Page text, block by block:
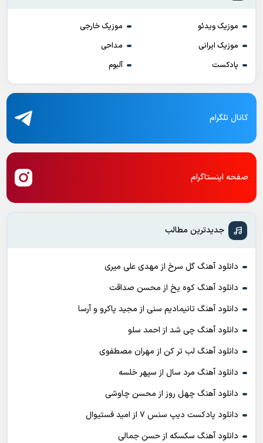
موزیک ویدئو
موزیک خارجی
موزیک ایرانی
مداحی
پادکست
آلبوم
کانال تلگرام
صفحه اینستاگرام
جدیدترین مطالب
دانلود آهنگ گل سرخ از مهدی علی میری
دانلود آهنگ کوه یخ از محسن صداقت
دانلود آهنگ تانیمادیم سنی از مجید پاکرو و آرسا
دانلود آهنگ چی شد از احمد سلو
دانلود آهنگ لب تر کن از مهران مصطفوی
دانلود آهنگ مرد سال از سپهر خلسه
دانلود آهنگ چهل روز از محسن چاوشی
دانلود پادکست ديپ سنس ۷ از اميد فستيوال
دانلود آهنگ سکسکه از حسن جمالی